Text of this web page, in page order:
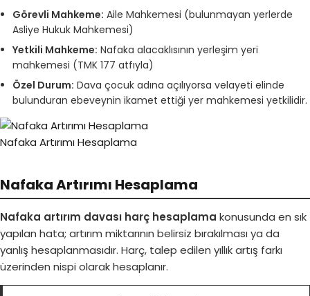
Görevli Mahkeme: Aile Mahkemesi (bulunmayan yerlerde
Asliye Hukuk Mahkemesi)
Yetkili Mahkeme: Nafaka alacaklısının yerleşim yeri
mahkemesi (TMK 177 atfıyla)
Özel Durum: Dava çocuk adına açılıyorsa velayeti elinde
bulunduran ebeveynin ikamet ettiği yer mahkemesi yetkilidir.
Nafaka Artırımı Hesaplama
Nafaka Artırımı Hesaplama
Nafaka artırım davası harç hesaplama konusunda en sık
yapılan hata; artırım miktarının belirsiz bırakılması ya da
yanlış hesaplanmasıdır. Harç, talep edilen yıllık artış farkı
üzerinden nispi olarak hesaplanır.